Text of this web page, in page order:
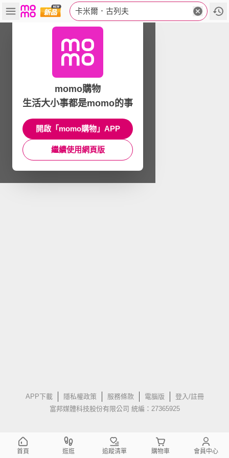
卡米爾．古列夫
APP下載 隱私權政策 服務條款 電腦版
登入/註冊
富邦媒體科技股份有限公司 統編：27365925
momo購物
生活大小事都是momo的事
開啟「momo購物」APP
繼續使用網頁版
首頁 逛逛 追蹤清單 購物車 會員中心